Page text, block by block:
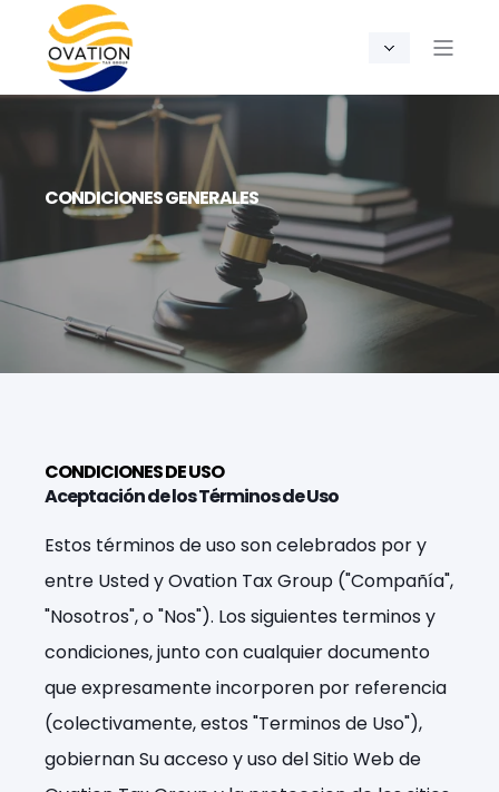
CONDICIONES GENERALES
CONDICIONES DE USO
Aceptación de los Términos de Uso
Estos términos de uso son celebrados por y
entre Usted y Ovation Tax Group ("Compañía",
"Nosotros", o "Nos"). Los siguientes terminos y
condiciones, junto con cualquier documento
que expresamente incorporen por referencia
(colectivamente, estos "Terminos de Uso"),
gobiernan Su acceso y uso del Sitio Web de